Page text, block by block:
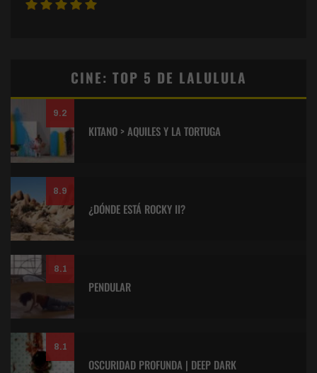
CINE: TOP 5 DE LALULULA
9.2
KITANO > AQUILES Y LA TORTUGA
8.9
¿DÓNDE ESTÁ ROCKY II?
8.1
PENDULAR
8.1
OSCURIDAD PROFUNDA | DEEP DARK